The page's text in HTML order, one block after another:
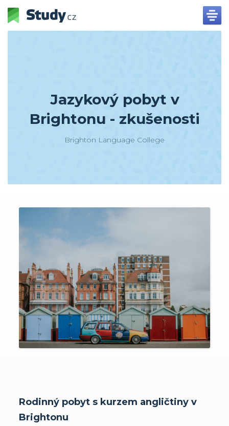
Jazykový pobyt v
Brightonu - zkušenosti
Brighton Language College
Rodinný pobyt s kurzem angličtiny v
Brightonu